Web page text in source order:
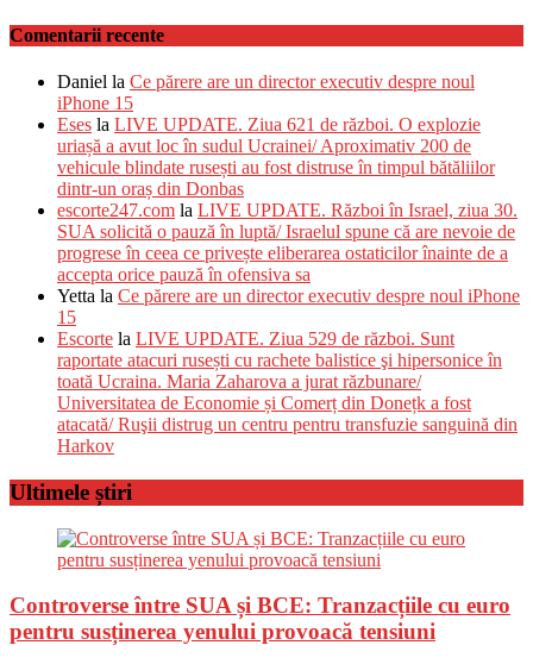
Comentarii recente
Daniel la Ce părere are un director executiv despre noul
iPhone 15
Eses la LIVE UPDATE. Ziua 621 de război. O explozie
uriașă a avut loc în sudul Ucrainei/ Aproximativ 200 de
vehicule blindate rusești au fost distruse în timpul bătăliilor
dintr-un oraș din Donbas
escorte247.com la LIVE UPDATE. Război în Israel, ziua 30.
SUA solicită o pauză în luptă/ Israelul spune că are nevoie de
progrese în ceea ce privește eliberarea ostaticilor înainte de a
accepta orice pauză în ofensiva sa
Yetta la Ce părere are un director executiv despre noul iPhone
15
Escorte la LIVE UPDATE. Ziua 529 de război. Sunt
raportate atacuri rusești cu rachete balistice şi hipersonice în
toată Ucraina. Maria Zaharova a jurat răzbunare/
Universitatea de Economie și Comerț din Donețk a fost
atacată/ Ruşii distrug un centru pentru transfuzie sanguină din
Harkov
Ultimele știri
Controverse între SUA și BCE: Tranzacțiile cu euro
pentru susținerea yenului provoacă tensiuni